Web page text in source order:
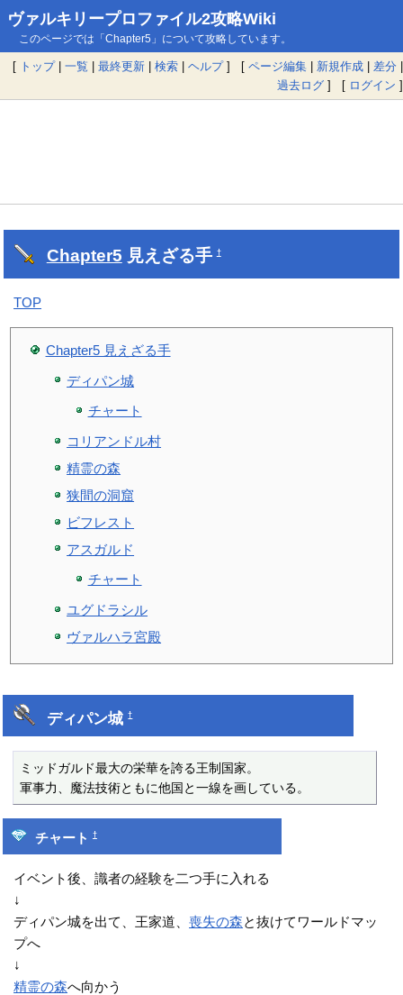
ヴァルキリープロファイル2攻略Wiki
このページでは「Chapter5」について攻略しています。
[ トップ| 一覧 | 最終更新 | 検索 | ヘルプ] [ ページ編集 | 新規作成 | 差分 |
過去ログ ] [ ログイン ]
Chapter5 見えざる手†
TOP
Chapter5 見えざる手
ディパン城
チャート
コリアンドル村
精霊の森
狭間の洞窟
ビフレスト
アスガルド
チャート
ユグドラシル
ヴァルハラ宮殿
ディパン城†
ミッドガルド最大の栄華を誇る王制国家。
軍事力、魔法技術ともに他国と一線を画している。
チャート †
イベント後、識者の経験を二つ手に入れる
↓
ディパン城を出て、王家道、喪失の森と抜けてワールドマッ
プへ
↓
精霊の森へ向かう